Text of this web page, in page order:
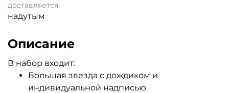
доставляется
надутым
Описание
В набор входит:
Большая звезда с дождиком и
индивидуальной надписью